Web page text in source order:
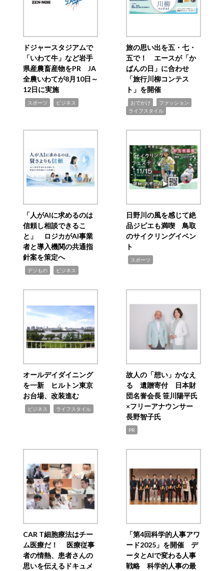
ドジャースタジアムで
「いわて牛」など岩手
県産農畜産物をPR JA
全農いわてが8月10日～
12日に実施
スポーツ ビジネス
旅の思い出を五・七・
五で！ エースが「か
ばんの日」に合わせ
「旅行川柳コンテス
ト」を開催
おでかけ ファッション
ライフスタイル
「人がAIに求めるのは
信頼し相談できるこ
と」 ロジカがAI事業
者と導入機関の共通指
針案を策定へ
デジもの ビジネス
日野川の風を感じて絶
品ジビエも満喫 鳥取
のサイクリングイベン
ト
スポーツ
オールデイダイニング
を一新 ヒルトン東京
お台場、改装進む
ビジネス ライフスタイル
故人の「想い」かなえ
る 遺贈寄付 日本財
団名誉会長 笹川陽平氏
×フリーアナウンサー
長野智子氏
PR
CAR T細胞療法はチー
ム医療だ！ 医療従事
者の情熱、患者さんの
思いを伝えるドキュメ
「第4回科学的人事アワ
ード2025」を開催 デ
ータとAIで変わる人事
戦略 科学的人事の最